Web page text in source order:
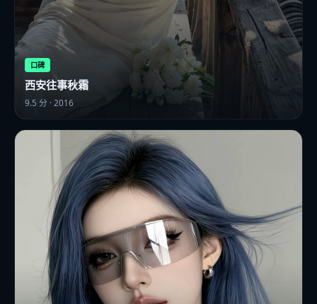
口碑
西安往事秋霜
9.5 分 · 2016